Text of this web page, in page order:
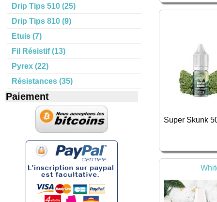
Drip Tips 510 (25)
Drip Tips 810 (9)
Etuis (7)
Fil Résistif (13)
Pyrex (22)
Résistances (35)
Paiement
Super Skunk